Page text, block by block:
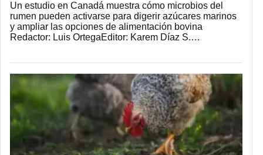
Un estudio en Canadá muestra cómo microbios del
rumen pueden activarse para digerir azúcares marinos
y ampliar las opciones de alimentación bovina
Redactor: Luis OrtegaEditor: Karem Díaz S.…